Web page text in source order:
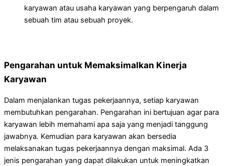
karyawan atau usaha karyawan yang berpengaruh dalam
sebuah tim atau sebuah proyek.
Pengarahan untuk Memaksimalkan Kinerja
Karyawan
Dalam menjalankan tugas pekerjaannya, setiap karyawan
membutuhkan pengarahan. Pengarahan ini bertujuan agar para
karyawan lebih memahami apa saja yang menjadi tanggung
jawabnya. Kemudian para karyawan akan bersedia
melaksanakan tugas pekerjaannya dengan maksimal. Ada 3
jenis pengarahan yang dapat dilakukan untuk meningkatkan